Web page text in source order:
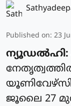
Published on: 23
ന്യൂഡൽഹി:
ജൂലൈ 27